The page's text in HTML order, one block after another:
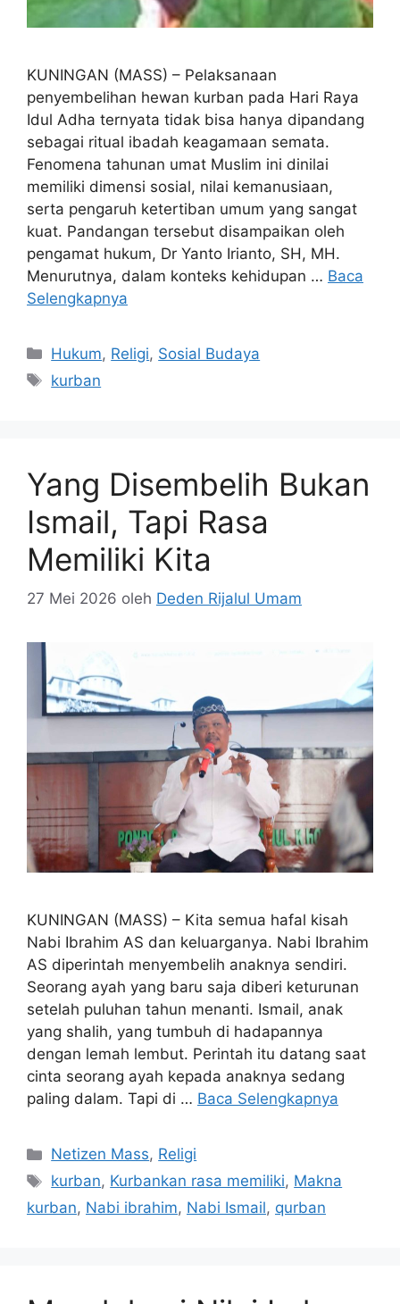
KUNINGAN (MASS) – Pelaksanaan
penyembelihan hewan kurban pada Hari Raya
Idul Adha ternyata tidak bisa hanya dipandang
sebagai ritual ibadah keagamaan semata.
Fenomena tahunan umat Muslim ini dinilai
memiliki dimensi sosial, nilai kemanusiaan,
serta pengaruh ketertiban umum yang sangat
kuat. Pandangan tersebut disampaikan oleh
pengamat hukum, Dr Yanto Irianto, SH, MH.
Menurutnya, dalam konteks kehidupan … Baca
Selengkapnya
Kategori
Hukum, Religi, Sosial Budaya
Tag
kurban
Yang Disembelih Bukan
Ismail, Tapi Rasa
Memiliki Kita
27 Mei 2026 oleh Deden Rijalul Umam
KUNINGAN (MASS) – Kita semua hafal kisah
Nabi Ibrahim AS dan keluarganya. Nabi Ibrahim
AS diperintah menyembelih anaknya sendiri.
Seorang ayah yang baru saja diberi keturunan
setelah puluhan tahun menanti. Ismail, anak
yang shalih, yang tumbuh di hadapannya
dengan lemah lembut. Perintah itu datang saat
cinta seorang ayah kepada anaknya sedang
paling dalam. Tapi di … Baca Selengkapnya
Kategori
Netizen Mass, Religi
Tag
kurban, Kurbankan rasa memiliki, Makna
kurban, Nabi ibrahim, Nabi Ismail, qurban